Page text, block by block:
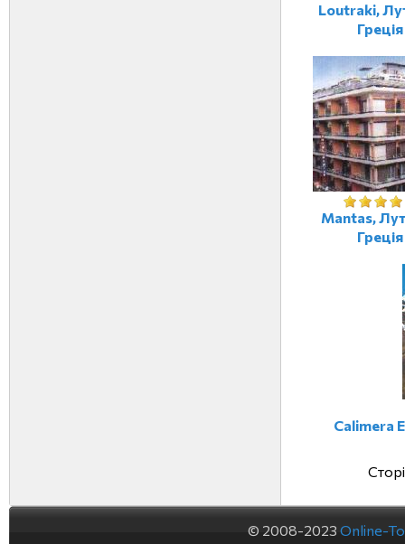
Loutraki,
Греція
Mantas,
Греція
Calimera
© 2008-2023 Online-